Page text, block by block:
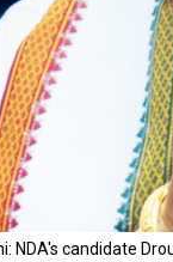
NDA's candidate